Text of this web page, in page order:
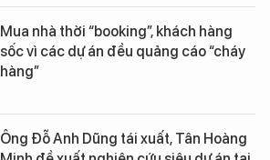
Mua nhà thời “booking”, khách hàng
sốc vì các dự án đều quảng cáo “cháy
hàng”
Ông Đỗ Anh Dũng tái xuất, Tân Hoàng